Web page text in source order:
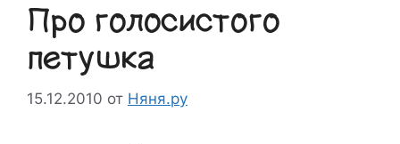
Про голосистого
петушка
15.12.2010 от Няня.ру